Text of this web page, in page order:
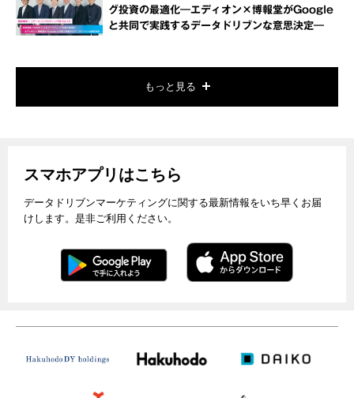
グ投資の最適化―エディオン×博報堂がGoogle
と共同で実践するデータドリブンな意思決定―
もっと見る
スマホアプリはこちら
データドリブンマーケティングに関する最新情報をいち早くお届
けします。是非ご利用ください。